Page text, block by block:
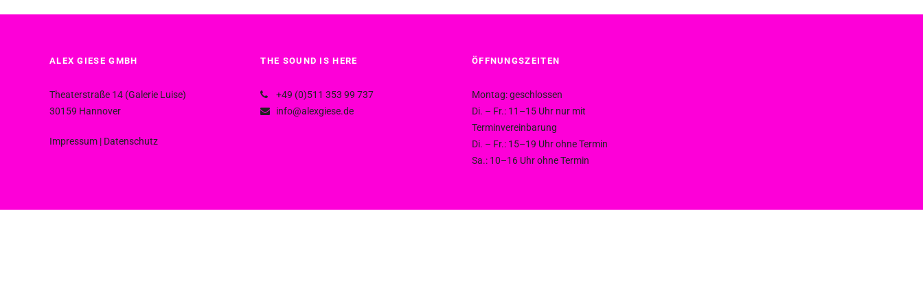
ALEX GIESE GMBH
Theaterstraße 14 (Galerie Luise)
30159 Hannover
Impressum| Datenschutz
THE SOUND IS HERE
+49 (0)511 353 99 737
info@alexgiese.de
ÖFFNUNGSZEITEN
Montag: geschlossen
Di. – Fr.: 11–15 Uhr nur mit
Terminvereinbarung
Di. – Fr.: 15–19 Uhr ohne Termin
Sa.: 10–16 Uhr ohne Termin